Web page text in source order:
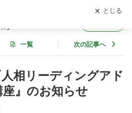
グ
一覧 次の記事へ
相リーディングアド
』のお知らせ